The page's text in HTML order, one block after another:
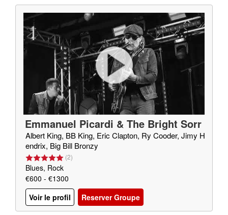
Emmanuel Picardi & The Bright Sorr
ow
Albert King, BB King, Eric Clapton, Ry Cooder, Jimy H
endrix, Big Bill Bronzy
(2)
Blues, Rock
€600 - €1300
Voir le profil
Reserver Groupe